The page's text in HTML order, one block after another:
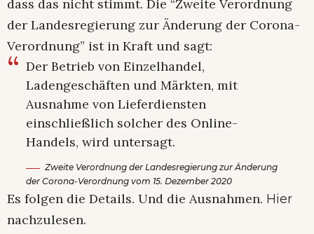
dass das nicht stimmt. Die “Zweite Verordnung
der Landesregierung zur Änderung der Corona-
Verordnung” ist in Kraft und sagt:
Der Betrieb von Einzelhandel,
Ladengeschäften und Märkten, mit
Ausnahme von Lieferdiensten
einschließlich solcher des Online-
Handels, wird untersagt.
Zweite Verordnung der Landesregierung zur Änderung
der Corona-Verordnung vom 15. Dezember 2020
Es folgen die Details. Und die Ausnahmen. Hier
nachzulesen.